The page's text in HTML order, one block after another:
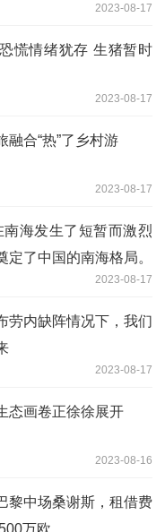
2023-08-17
慌情绪犹存 生猪暂时
2023-08-17
融合“热”了乡村游
2023-08-17
南海发生了短暂而激烈
定了中国的南海格局。
2023-08-17
劳内缺阵情况下，我们
2023-08-17
态画卷正徐徐展开
2023-08-16
黎中场桑谢斯，租借费
万欧